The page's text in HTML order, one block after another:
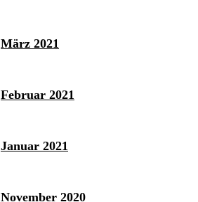
März 2021
Februar 2021
Januar 2021
November 2020